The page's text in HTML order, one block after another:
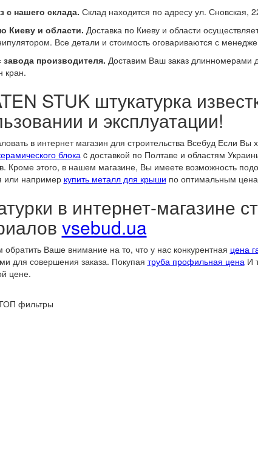
с нашего склада. Склад находится по адресу ул. Сновская,
Киеву и области. Доставка по Киеву и области
Все детали и стоимость оговариваются с
завода производителя. Доставим Ваш заказ длинномерами
кран.
STUK штукатурка
и эксплуатации!
в интернет магазин для строительства Всебуд Если Вы
блокаc доставкой по Полтаве и областям
Кроме этого, в нашем магазине, Вы имеете возможность
или например купить металл для крыши по оптимальным
в интернет-магазине
vsebud.ua
обратить Ваше внимание на то, что у нас конкурентная цена
для совершения заказа. Покупая труба профильная ценаИ
цене.
фильтры